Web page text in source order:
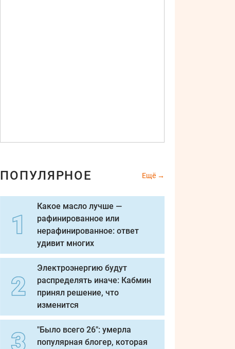
ПОПУЛЯРНОЕ Ещё
Какое масло лучше —
рафинированное или
нерафинированное: ответ
удивит многих
Электроэнергию будут
распределять иначе: Кабмин
принял решение, что
изменится
"Было всего 26": умерла
популярная блогер, которая